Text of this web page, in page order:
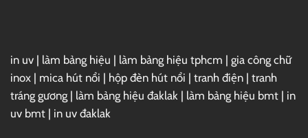
in uv | làm bảng hiệu | làm bảng hiệu tphcm | gia công chữ
inox | mica hút nổi | hộp đèn hút nổi | tranh điện | tranh
tráng gương | làm bảng hiệu đaklak | làm bảng hiệu bmt | in
uv bmt | in uv đaklak